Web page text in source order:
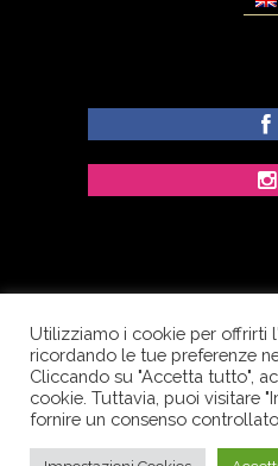
© Copyright Dolcezze
IT02609400656 -
Corso Palatucci, 65 -
Utilizziamo i cookie per offrirti
ricordando le tue preferenze
Cliccando su "Accetta tutto",
cookie. Tuttavia, puoi visitare
fornire un consenso controllato.